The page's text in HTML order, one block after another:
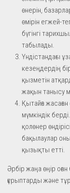
өнерін,
өмірін егжей-
бүгінгі
табылады.
Үндістандағы
кезеңдердің
қызметін
жақын танысу
Қытайға
мүмкіндік
қолөнер
бақылаулар
қызықты етті.
Әрбір жаңа өңір
ғұрыптарды және